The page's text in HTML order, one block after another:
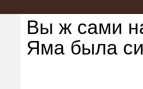
Вы ж сами
Яма была